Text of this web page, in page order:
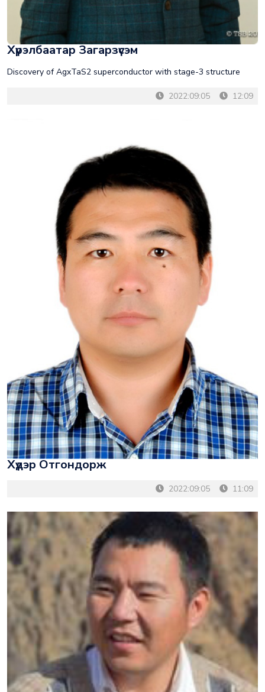
Хүрэлбаатар Загарзүсэм
Discovery of AgxTaS2 superconductor with stage-3 structure
2022:09:05 12:09
Хүдэр Отгондорж
2022:09:05 11:09